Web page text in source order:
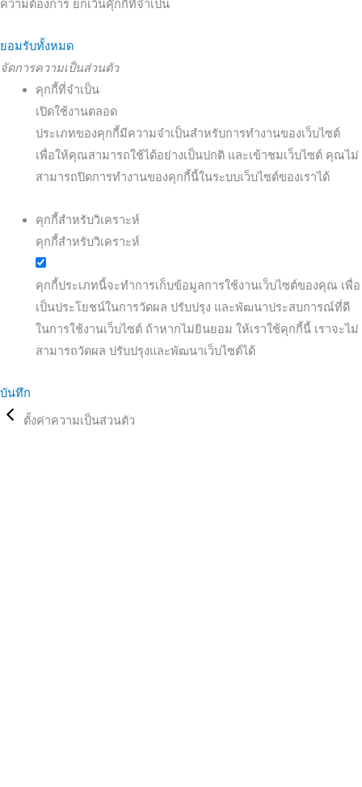
ความต้องการ ยกเว้นคุ๊กกี้ที่จำเป็น
ยอมรับทั้งหมด
จัดการความเป็นส่วนตัว
คุกกี้ที่จำเป็น
เปิดใช้งานตลอด
ประเภทของคุกกี้มีความจำเป็นสำหรับการทำงานของเว็บไซต์
เพื่อให้คุณสามารถใช้ได้อย่างเป็นปกติ และเข้าชมเว็บไซต์ คุณไม่
สามารถปิดการทำงานของคุกกี้นี้ในระบบเว็บไซต์ของเราได้
คุกกี้สำหรับวิเคราะห์
คุกกี้สำหรับวิเคราะห์
คุกกี้ประเภทนี้จะทำการเก็บข้อมูลการใช้งานเว็บไซต์ของคุณ เพื่อ
เป็นประโยชน์ในการวัดผล ปรับปรุง และพัฒนาประสบการณ์ที่ดี
ในการใช้งานเว็บไซต์ ถ้าหากไม่ยินยอม ให้เราใช้คุกกี้นี้ เราจะไม่
สามารถวัดผล ปรับปรุงและพัฒนาเว็บไซต์ได้
บันทึก
ตั้งค่าความเป็นส่วนตัว